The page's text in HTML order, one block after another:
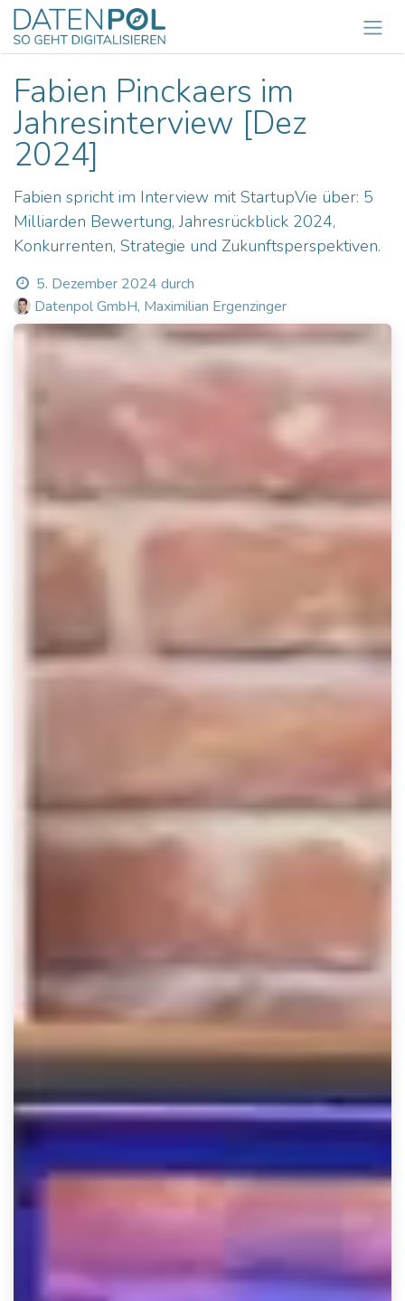
Zum Inhalt springen
Fabien Pinckaers im
Jahresinterview [Dez
2024]
Fabien spricht im Interview mit StartupVie über: 5
Milliarden Bewertung, Jahresrückblick 2024,
Konkurrenten, Strategie und Zukunftsperspektiven.
5. Dezember 2024 durch
Datenpol GmbH, Maximilian Ergenzinger